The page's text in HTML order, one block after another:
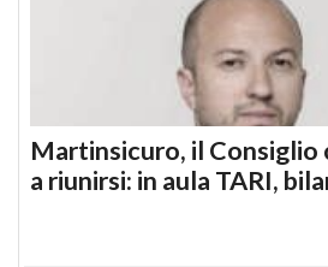
Martinsicuro, il Consiglio
a riunirsi: in aula TARI,